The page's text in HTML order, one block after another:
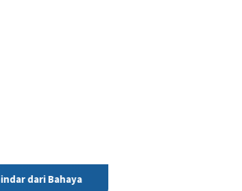
MIND ID Tegaskan Dukungan Penuh Bagi PT